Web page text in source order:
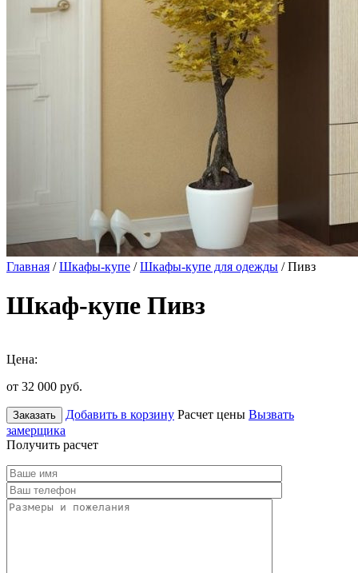
Главная /Шкафы-купе /Шкафы-купе для одежды / Пивз
Шкаф-купе Пивз
Цена:
от 32 000 руб.
Заказать Добавить в корзину Расчет цены Вызвать
замерщика
Получить расчет